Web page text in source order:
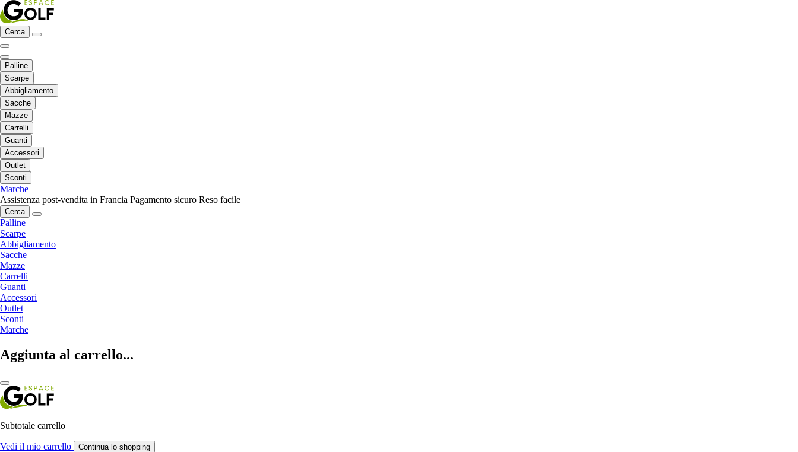
Cerca
Palline
Scarpe
Abbigliamento
Sacche
Mazze
Carrelli
Guanti
Accessori
Outlet
Sconti
Marche
Assistenza post-vendita in Francia Pagamento sicuro Reso facile
Cerca
Palline
Scarpe
Abbigliamento
Sacche
Mazze
Carrelli
Guanti
Accessori
Outlet
Sconti
Marche
Aggiunta al carrello...
Subtotale carrello
Vedi il mio carrello Continua lo shopping